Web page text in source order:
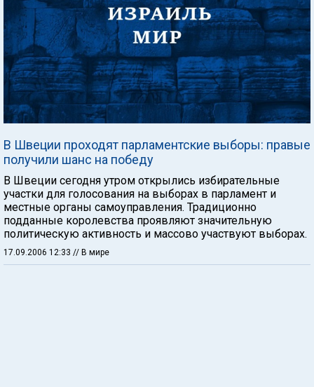
В Швеции проходят парламентские выборы: правые
получили шанс на победу
В Швеции сегодня утром открылись избирательные
участки для голосования на выборах в парламент и
местные органы самоуправления. Традиционно
подданные королевства проявляют значительную
политическую активность и массово участвуют выборах.
17.09.2006 12:33 // В мире